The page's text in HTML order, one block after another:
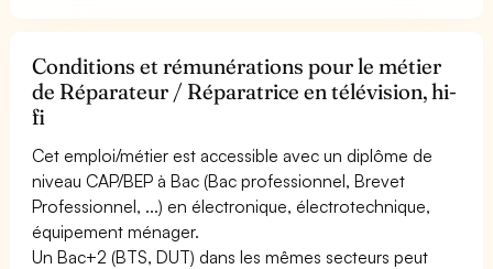
Conditions et rémunérations pour le métier
de Réparateur / Réparatrice en télévision, hi-
fi
Cet emploi/métier est accessible avec un diplôme de
niveau CAP/BEP à Bac (Bac professionnel, Brevet
Professionnel, ...) en électronique, électrotechnique,
équipement ménager.
Un Bac+2 (BTS, DUT) dans les mêmes secteurs peut